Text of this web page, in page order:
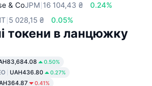
& CoJPM 16 104,43 ₴
0.24%
5 028,15 ₴ 0.05%
токени в ланцюжку
0.50%
UAH436.80 0.27%
0.41%